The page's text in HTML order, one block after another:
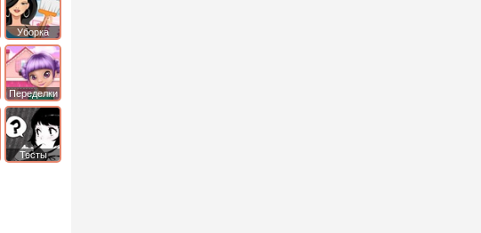
Уборка
Переделки
Тесты